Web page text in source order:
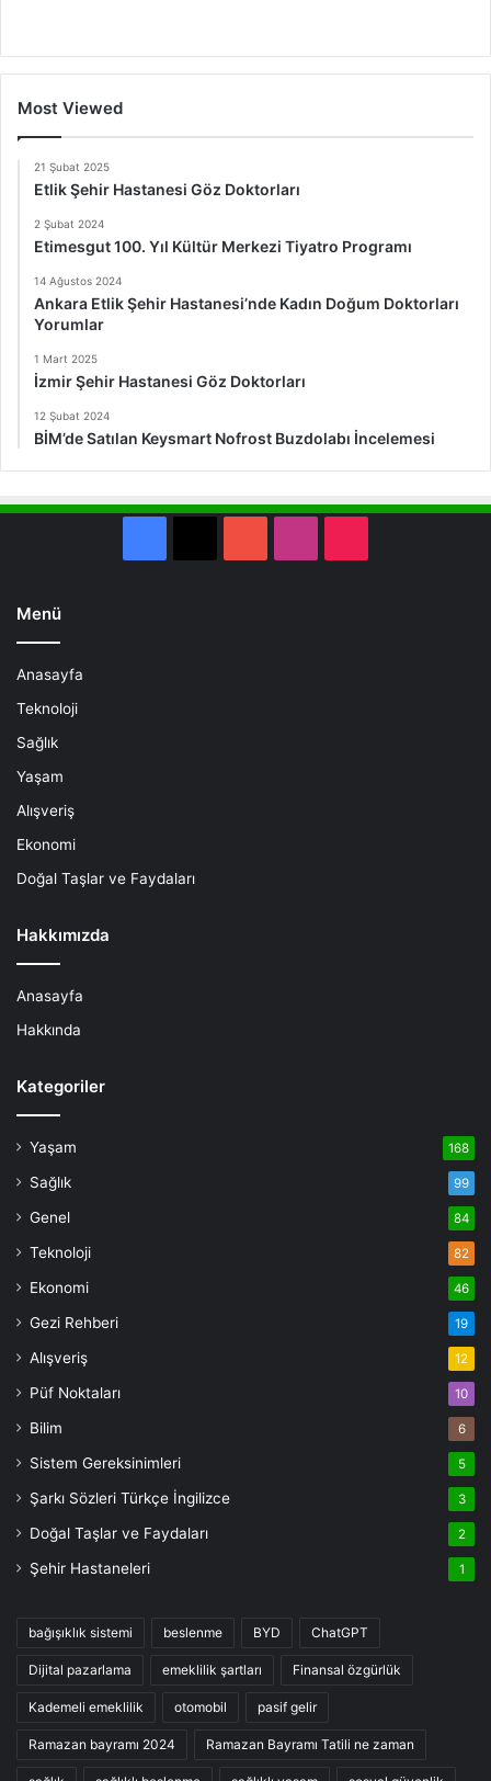
Most Viewed
21 Şubat 2025
Etlik Şehir Hastanesi Göz Doktorları
2 Şubat 2024
Etimesgut 100. Yıl Kültür Merkezi Tiyatro Programı
14 Ağustos 2024
Ankara Etlik Şehir Hastanesi’nde Kadın Doğum Doktorları
Yorumlar
1 Mart 2025
İzmir Şehir Hastanesi Göz Doktorları
12 Şubat 2024
BİM’de Satılan Keysmart Nofrost Buzdolabı İncelemesi
Menü
Anasayfa
Teknoloji
Sağlık
Yaşam
Alışveriş
Ekonomi
Doğal Taşlar ve Faydaları
Hakkımızda
Anasayfa
Hakkında
Kategoriler
Yaşam 168
Sağlık 99
Genel 84
Teknoloji 82
Ekonomi 46
Gezi Rehberi 19
Alışveriş 12
Püf Noktaları 10
Bilim 6
Sistem Gereksinimleri 5
Şarkı Sözleri Türkçe İngilizce 3
Doğal Taşlar ve Faydaları 2
Şehir Hastaneleri 1
bağışıklık sistemi beslenme BYD ChatGPT
Dijital pazarlama emeklilik şartları Finansal özgürlük
Kademeli emeklilik otomobil pasif gelir
Ramazan bayramı 2024 Ramazan Bayramı Tatili ne zaman